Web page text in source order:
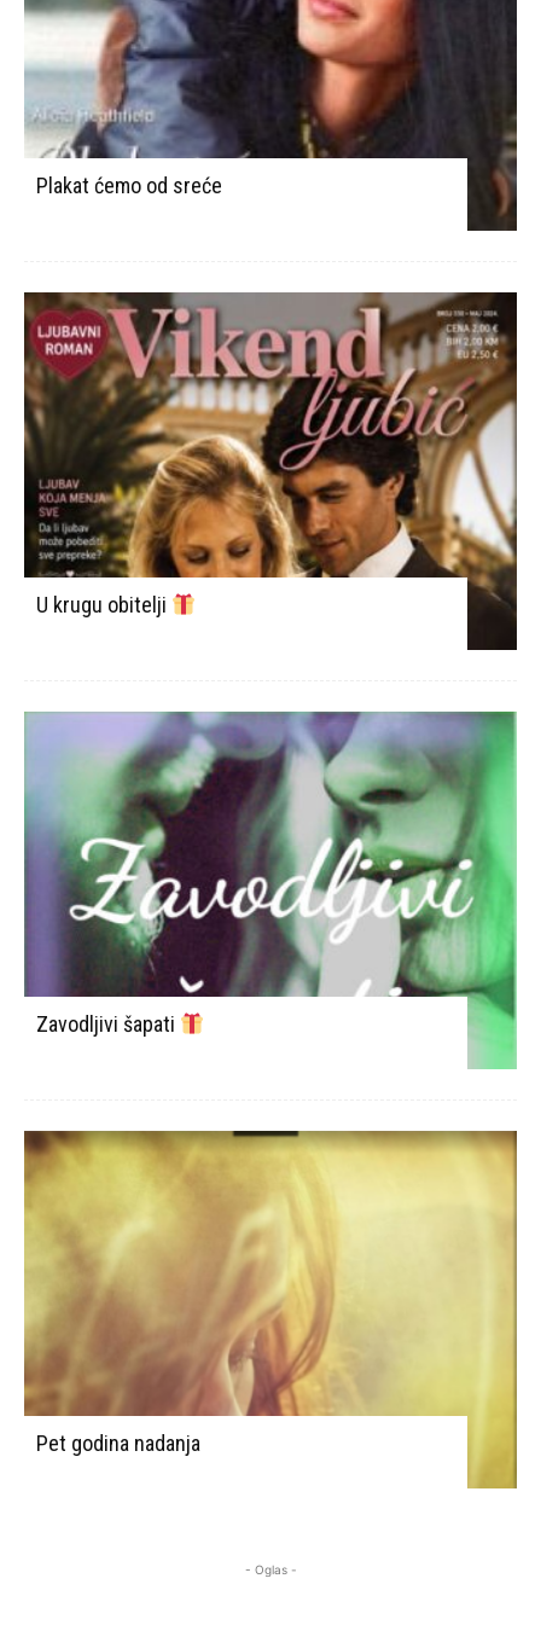
Plakat ćemo od sreće
U krugu obitelji
Zavodljivi šapati
Pet godina nadanja
- Oglas -